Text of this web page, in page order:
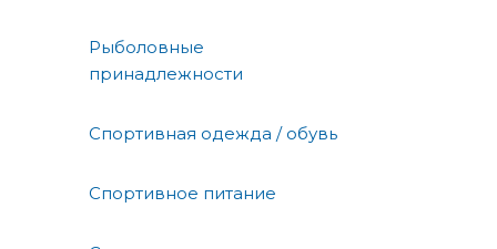
Рыболовные
принадлежности
Спортивная одежда / обувь
Спортивное питание